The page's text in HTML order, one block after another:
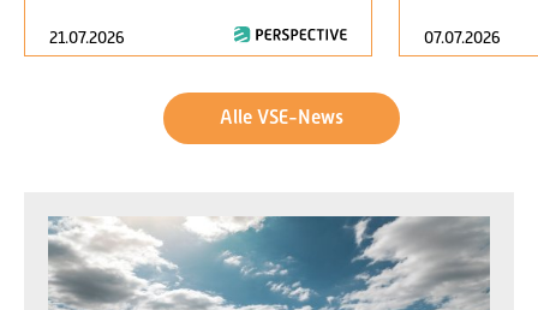
21.07.2026 07.07.2026
Alle VSE-News